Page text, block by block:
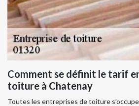
Comment se définit le tarif
toiture à Chatenay
Toutes les entreprises de toiture